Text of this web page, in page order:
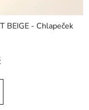
BEIGE - Chlapeček